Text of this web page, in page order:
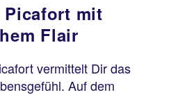
Picafort mit
Flair
vermittelt Dir das
Auf dem